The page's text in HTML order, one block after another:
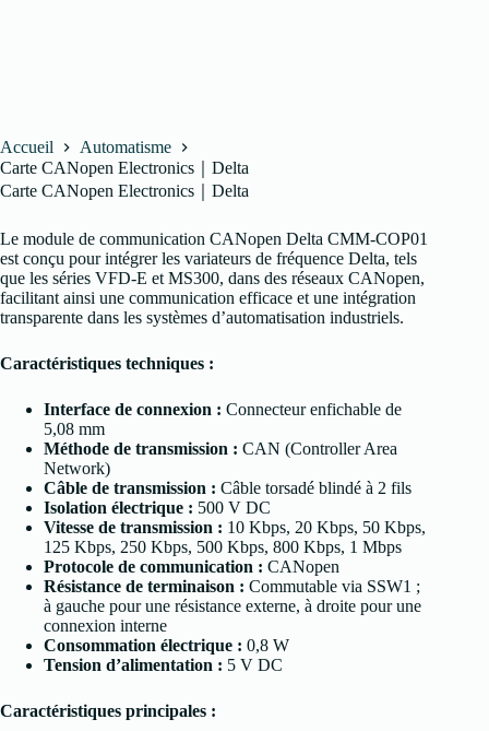
Accueil
Automatisme
Carte CANopen Electronics｜Delta
Carte CANopen Electronics｜Delta
Le module de communication CANopen Delta CMM-COP01
est conçu pour intégrer les variateurs de fréquence Delta, tels
que les séries VFD-E et MS300, dans des réseaux CANopen,
facilitant ainsi une communication efficace et une intégration
transparente dans les systèmes d’automatisation industriels.
Caractéristiques techniques :
Interface de connexion : Connecteur enfichable de
5,08 mm
Méthode de transmission : CAN (Controller Area
Network)
Câble de transmission : Câble torsadé blindé à 2 fils
Isolation électrique : 500 V DC
Vitesse de transmission : 10 Kbps, 20 Kbps, 50 Kbps,
125 Kbps, 250 Kbps, 500 Kbps, 800 Kbps, 1 Mbps
Protocole de communication : CANopen
Résistance de terminaison : Commutable via SSW1 ;
à gauche pour une résistance externe, à droite pour une
connexion interne
Consommation électrique : 0,8 W
Tension d’alimentation : 5 V DC
Caractéristiques principales :